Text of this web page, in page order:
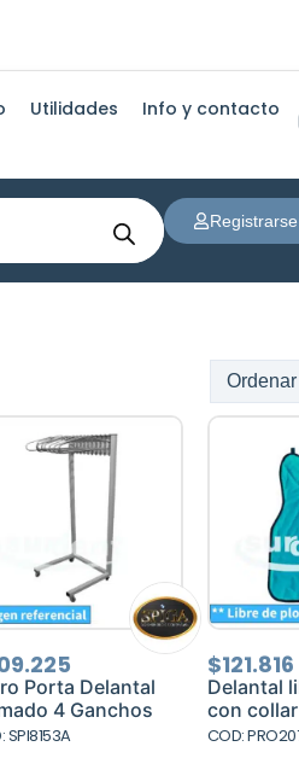
Utilidades Info y contacto
Porta Delantal
4 Ganchos
SPI8153A
$121.816
Delantal
con
COD: